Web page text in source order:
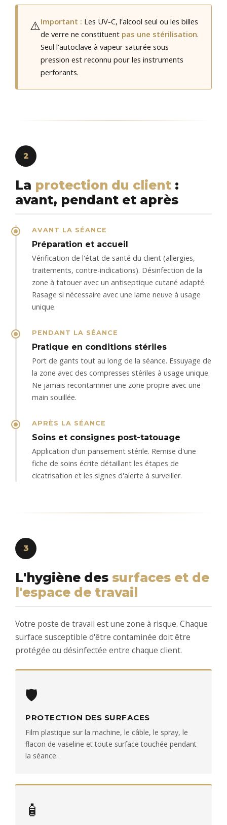
⚠️Important : Les UV-C, l'alcool seul ou les billes
de verre ne constituent pas une stérilisation.
Seul l'autoclave à vapeur saturée sous
pression est reconnu pour les instruments
perforants.
2
La protection du client :
avant, pendant et après
AVANT LA SÉANCE
Préparation et accueil
Vérification de l'état de santé du client (allergies,
traitements, contre-indications). Désinfection de la
zone à tatouer avec un antiseptique cutané adapté.
Rasage si nécessaire avec une lame neuve à usage
unique.
PENDANT LA SÉANCE
Pratique en conditions stériles
Port de gants tout au long de la séance. Essuyage de
la zone avec des compresses stériles à usage unique.
Ne jamais recontaminer une zone propre avec une
main souillée.
APRÈS LA SÉANCE
Soins et consignes post-tatouage
Application d'un pansement stérile. Remise d'une
fiche de soins écrite détaillant les étapes de
cicatrisation et les signes d'alerte à surveiller.
3
L'hygiène des surfaces et de
l'espace de travail
Votre poste de travail est une zone à risque. Chaque
surface susceptible d'être contaminée doit être
protégée ou désinfectée entre chaque client.
🛡️
PROTECTION DES SURFACES
Film plastique sur la machine, le câble, le spray, le
flacon de vaseline et toute surface touchée pendant
la séance.
🧴